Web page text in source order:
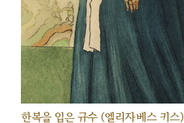
한복을 입은 규수 (엘리자베스 키스)